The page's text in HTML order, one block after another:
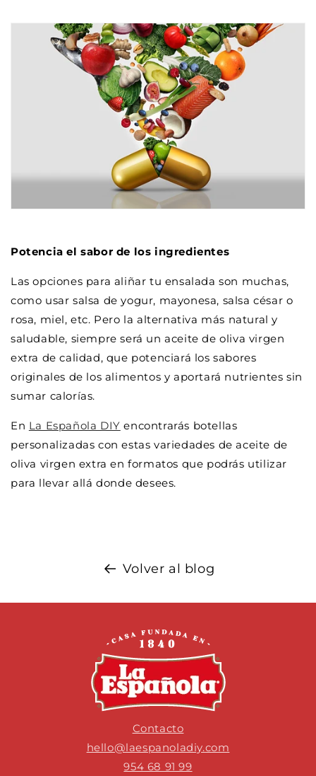
Potencia el sabor de los ingredientes
Las opciones para aliñar tu ensalada son muchas,
como usar salsa de yogur, mayonesa, salsa césar o
rosa, miel, etc. Pero la alternativa más natural y
saludable, siempre será un aceite de oliva virgen
extra de calidad, que potenciará los sabores
originales de los alimentos y aportará nutrientes sin
sumar calorías.
En La Española DIY encontrarás botellas
personalizadas con estas variedades de aceite de
oliva virgen extra en formatos que podrás utilizar
para llevar allá donde desees.
Volver al blog
Contacto
hello@laespanoladiy.com
954 68 91 99